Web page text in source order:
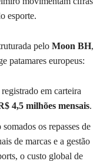
esporte.
pelo Moon BH,
patamares europeus:
em carteira
4,5 milhões mensais.
os repasses de
de marcas e a gestão
o custo global de